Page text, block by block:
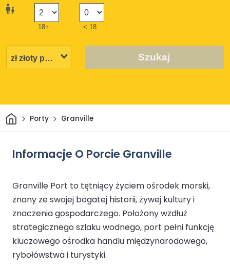
18+ < 18
Szukaj
DomPorty Granville
Informacje O Porcie Granville
Granville Port to tętniący życiem ośrodek morski,
znany ze swojej bogatej historii, żywej kultury i
znaczenia gospodarczego. Położony wzdłuż
strategicznego szlaku wodnego, port pełni funkcję
kluczowego ośrodka handlu międzynarodowego,
rybołówstwa i turystyki.